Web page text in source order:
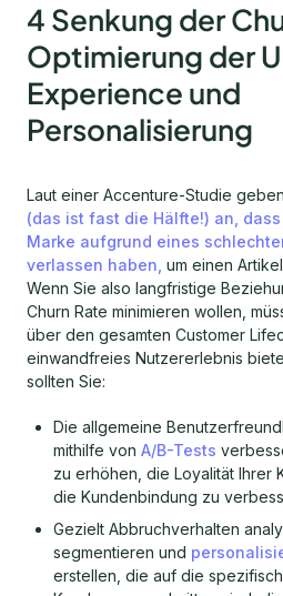
4 Senkung der
Optimierung der
Experience und
Personalisierung
Laut einer Accenture-Studie geben
(das ist fast die Hälfte!) an,
Marke aufgrund eines
verlassen haben, um einen
Wenn Sie also langfristige
Churn Rate minimieren wollen,
über den gesamten Customer
einwandfreies Nutzererlebnis
sollten Sie:
Die allgemeine
mithilfe von A/B-Tests
zu erhöhen, die Loyalität Ihrer
die Kundenbindung zu
Gezielt Abbruchverhalten
segmentieren und
erstellen, die auf die